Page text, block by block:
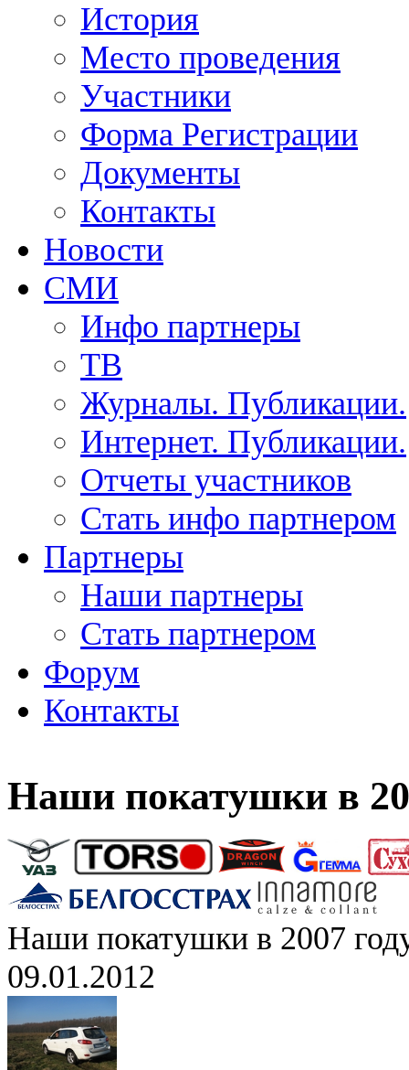
История
Место проведения
Участники
Форма Регистрации
Документы
Контакты
Новости
СМИ
Инфо партнеры
ТВ
Журналы. Публикации.
Интернет. Публикации.
Отчеты участников
Стать инфо партнером
Партнеры
Наши партнеры
Стать партнером
Форум
Контакты
Наши покатушки в
Наши покатушки в 2007
09.01.2012